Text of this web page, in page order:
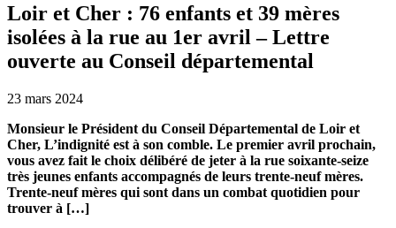
Loir et Cher : 76 enfants et 39 mères
isolées à la rue au 1er avril – Lettre
ouverte au Conseil départemental
23 mars 2024
Monsieur le Président du Conseil Départemental de Loir et
Cher, L’indignité est à son comble. Le premier avril prochain,
vous avez fait le choix délibéré de jeter à la rue soixante-seize
très jeunes enfants accompagnés de leurs trente-neuf mères.
Trente-neuf mères qui sont dans un combat quotidien pour
trouver à […]